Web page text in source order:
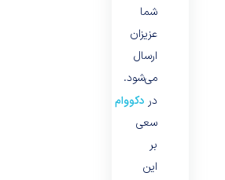
شما
عزیزان
ارسال
می‌شود.
در دکووام
سعی
بر
این